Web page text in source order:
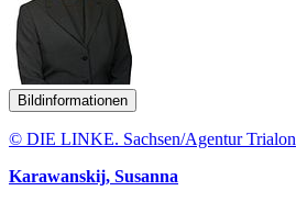
Bildinformationen
© DIE LINKE. Sachsen/Agentur Trialon
Karawanskij, Susanna